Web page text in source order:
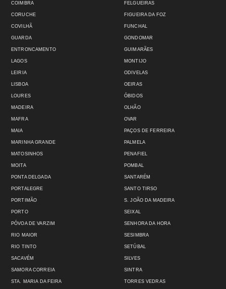
COIMBRA
CORUCHE
COVILHÃ
GUARDA
ENTRONCAMENTO
FELGUEIRAS
FIGUEIRA DA FOZ
FUNCHAL
GONDOMAR
GUIMARÃES
LAGOS
LEIRIA
LISBOA
LOURES
MADEIRA
MAFRA
MAIA
MARINHA GRANDE
MATOSINHOS
MOITA
MONTIJO
ODIVELAS
OEIRAS
ÓBIDOS
OLHÃO
OVAR
PAÇOS DE FERREIRA
PALMELA
PENAFIEL
POMBAL
PONTA DELGADA
PORTALEGRE
PORTIMÃO
PORTO
PÓVOA DE VARZIM
RIO MAIOR
RIO TINTO
SACAVÉM
SAMORA CORREIA
STA. MARIA DA FEIRA
SANTARÉM
SANTO TIRSO
S. JOÃO DA MADEIRA
SEIXAL
SENHORA DA HORA
SESIMBRA
SETÚBAL
SILVES
SINTRA
TORRES VEDRAS